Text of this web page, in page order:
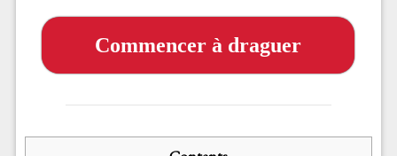
Commencer à draguer